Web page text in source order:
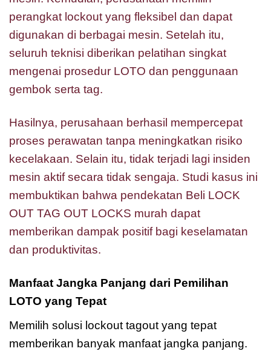
perangkat lockout yang fleksibel dan dapat
digunakan di berbagai mesin. Setelah itu,
seluruh teknisi diberikan pelatihan singkat
mengenai prosedur LOTO dan penggunaan
gembok serta tag.
Hasilnya, perusahaan berhasil mempercepat
proses perawatan tanpa meningkatkan risiko
kecelakaan. Selain itu, tidak terjadi lagi insiden
mesin aktif secara tidak sengaja. Studi kasus ini
membuktikan bahwa pendekatan Beli LOCK
OUT TAG OUT LOCKS murah dapat
memberikan dampak positif bagi keselamatan
dan produktivitas.
Manfaat Jangka Panjang dari Pemilihan
LOTO yang Tepat
Memilih solusi lockout tagout yang tepat
memberikan banyak manfaat jangka panjang.